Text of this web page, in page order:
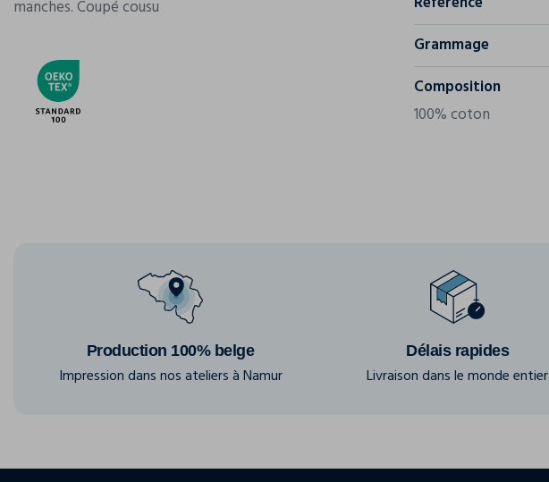
manches. Coupé cousu
Grammage
Composition
100% coton
Production 100% belge
Impression dans nos ateliers à Namur
Délais rapides
Livraison dans le monde entier